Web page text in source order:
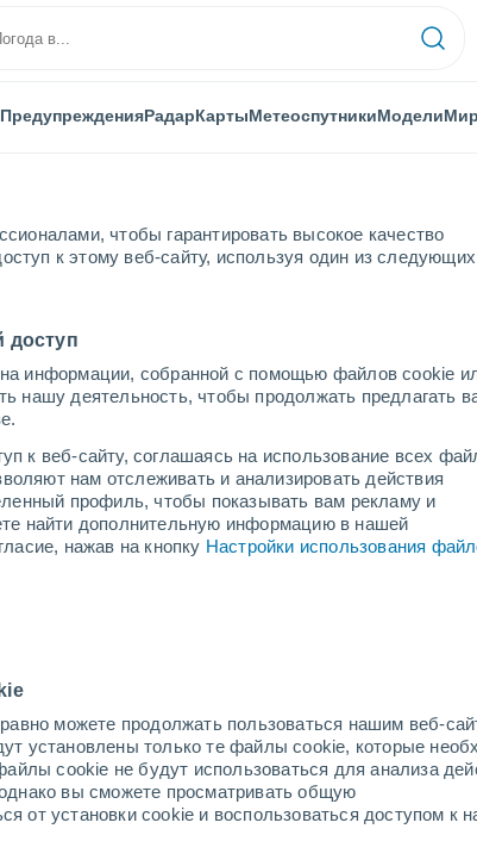
чтобы гарантировать высокое качество
к этому веб-сайту, используя один из следующих
доступ
информации, собранной с помощью файлов cookie
нашу деятельность, чтобы продолжать предлагать
к веб-сайту, соглашаясь на использование всех
нам отслеживать и анализировать действия
профиль, чтобы показывать вам рекламу и
найти дополнительную информацию в нашей
нажав на кнопку Настройки использования
можете продолжать пользоваться нашим веб-
установлены только те файлы cookie, которые
cookie не будут использоваться для анализа
вы сможете просматривать общую
от установки cookie и воспользоваться доступом к
ПредупрежденияРадарКартыМетеоспутникиМоделиМир
пунктах Тироля
пункты Тироля
Kössen
Landeck
Längenfeld